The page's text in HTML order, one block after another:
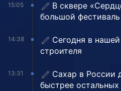
15:05
В сквере
большой фестиваль
14:38
Сегодня в
строителя
13:31
Сахар в России
быстрее